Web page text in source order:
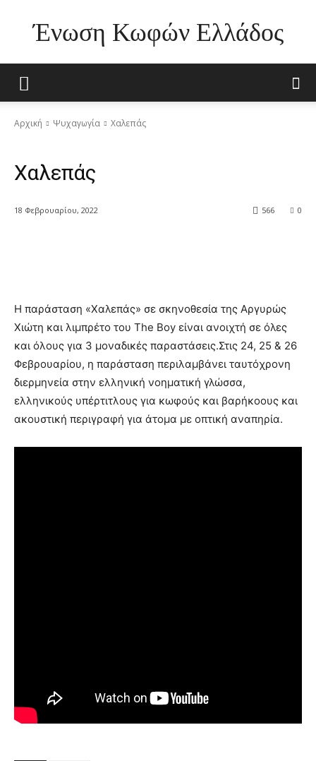
Ένωση Κωφών Ελλάδος
Αρχική Ψυχαγωγία Χαλεπάς
Χαλεπάς
18 Φεβρουαρίου, 2022 0
566
Η παράσταση «Χαλεπάς» σε σκηνοθεσία της Αργυρώς
Χιώτη και λιμπρέτο του The Boy είναι ανοιχτή σε όλες
και όλους για 3 μοναδικές παραστάσεις.Στις 24, 25 & 26
Φεβρουαρίου, η παράσταση περιλαμβάνει ταυτόχρονη
διερμηνεία στην ελληνική νοηματική γλώσσα,
ελληνικούς υπέρτιτλους για κωφούς και βαρήκοους και
ακουστική περιγραφή για άτομα με οπτική αναπηρία.